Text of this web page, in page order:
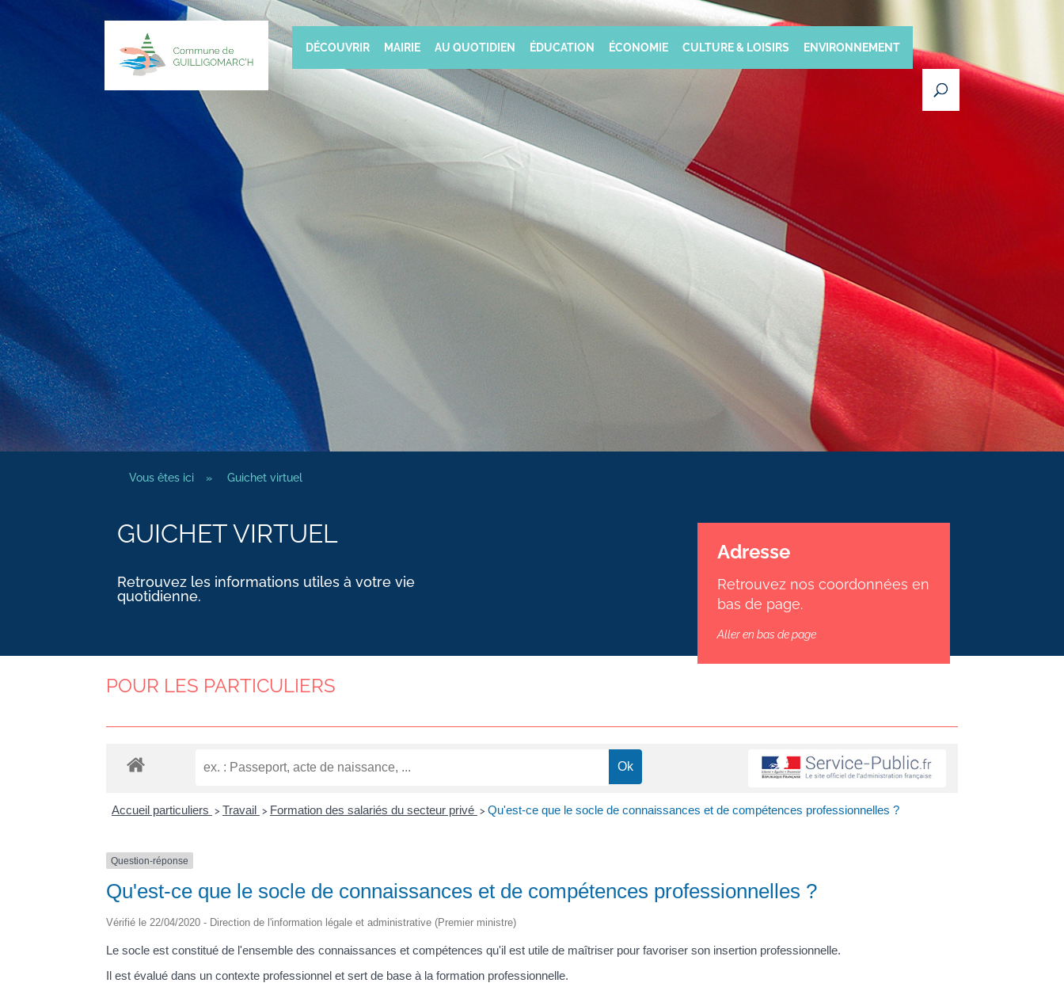
DÉCOUVRIR MAIRIE AU QUOTIDIEN ÉDUCATION ÉCONOMIE CULTURE & LOISIRS ENVIRONNEMENT
Vous êtes ici » Guichet virtuel
GUICHET VIRTUEL
Retrouvez les informations utiles à votre vie
quotidienne.
Adresse
Retrouvez nos coordonnées en
bas de page.
Aller en bas de page
POUR LES PARTICULIERS
Accueil particuliers > Travail > Formation des salariés du secteur privé > Qu'est-ce que le socle de connaissances et de compétences professionnelles ?
Question-réponse
Qu'est-ce que le socle de connaissances et de compétences professionnelles ?
Vérifié le 22/04/2020 - Direction de l'information légale et administrative (Premier ministre)
Le socle est constitué de l'ensemble des connaissances et compétences qu'il est utile de maîtriser pour favoriser son insertion professionnelle.
Il est évalué dans un contexte professionnel et sert de base à la formation professionnelle.